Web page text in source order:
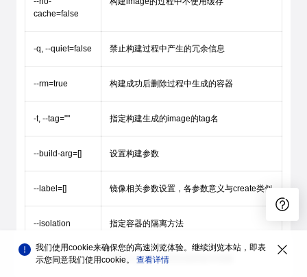
cache=false
-q, --quiet=false 禁止构建过程中产生的冗余信息
--rm=true 构建成功后删除过程中生成的容器
-t, --tag="" 指定构建生成的image的tag名
--build-arg=[] 设置构建参数
--label=[] 镜像相关参数设置，各参数意义与create类似
--isolation 指定容器的隔离方法
--pull 构建时总是尝试获取最新版本镜像
我们使用cookie来确保您的高速浏览体验。继续浏览本站，即表
示您同意我们使用cookie。 查看详情